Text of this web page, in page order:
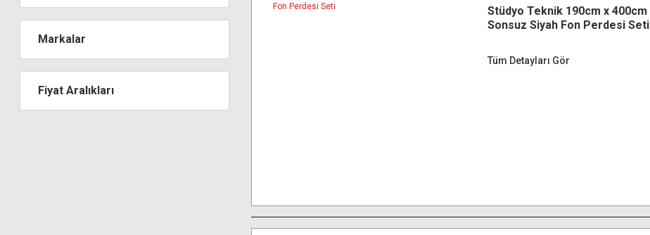
Markalar
Fiyat Aralıkları
Stüdyo Teknik 190cm x 400cm
Sonsuz Siyah Fon Perdesi Seti
Tüm Detayları Gör